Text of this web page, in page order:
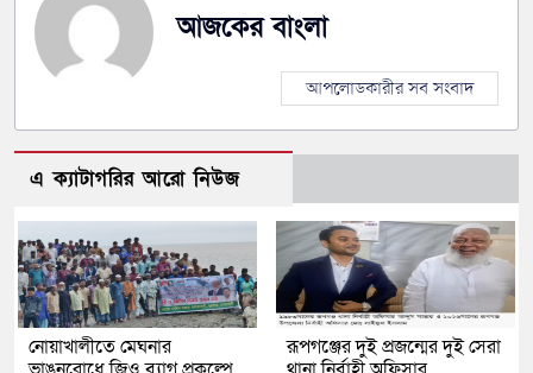
আজকের বাংলা
আপলোডকারীর সব সংবাদ
এ ক্যাটাগরির আরো নিউজ
নোয়াখালীতে মেঘনার
রূপগঞ্জের দুই প্রজন্মের দুই সেরা